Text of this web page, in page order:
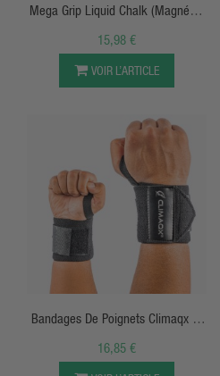
Mega Grip Liquid Chalk (Magnésie
Liquide) - 250ML - AK47 LABS
15,98 €
VOIR L’ARTICLE
APERÇU RAPIDE
Bandages De Poignets Climaqx (1
Paire)
16,85 €